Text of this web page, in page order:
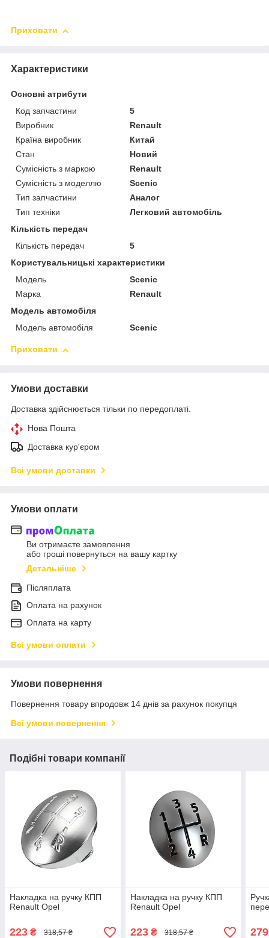
Приховати
Характеристики
Основні атрибути
Код запчастини
5
Виробник
Renault
Країна виробник
Китай
Стан
Новий
Сумісність з маркою
Renault
Сумісність з моделлю
Scenic
Тип запчастини
Аналог
Тип техніки
Легковий автомобіль
Кількість передач
Кількість передач
5
Користувальницькі характеристики
Мoдель
Scenic
Марка
Renault
Модель автомобіля
Модель автомобіля
Scenic
Приховати
Умови доставки
Доставка здійснюється тільки по передоплаті.
Нова Пошта
Доставка кур'єром
Всі умови доставки
Умови оплати
Ви отримаєте замовлення
або гроші повернуться на вашу картку
Детальніше
Післяплата
Оплата на рахунок
Оплата на карту
Всі умови оплати
Умови повернення
Повернення товару впродовж 14 днів за рахунок покупця
Всі умови повернення
Подібні товари компанії
Накладка на ручку КПП
Renault Opel
223 ₴ 318,57 ₴
Накладка на ручку КПП
Renault Opel
223₴ 318,57 ₴ 279